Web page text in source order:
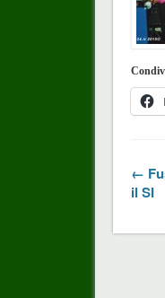
←
il SI